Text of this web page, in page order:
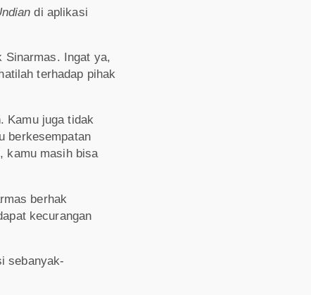
di aplikasi
Sinarmas. Ingat ya,
terhadap pihak
Kamu juga tidak
berkesempatan
kamu masih bisa
berhak
kecurangan
sebanyak-